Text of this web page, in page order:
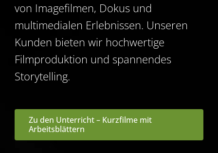
von Imagefilmen, Dokus und
multimedialen Erlebnissen. Unseren
Kunden bieten wir hochwertige
Filmproduktion und spannendes
Storytelling.
Zu den Unterricht – Kurzfilme mit
Arbeitsblättern